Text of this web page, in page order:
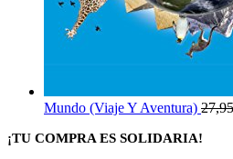
Mundo (Viaje Y Aventura) 27,95
¡TU COMPRA ES SOLIDARIA!